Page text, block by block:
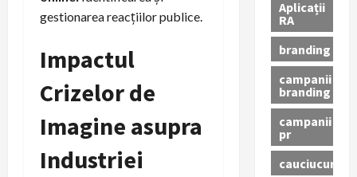
gestionarea reacțiilor publice.
Impactul
Crizelor de
Imagine asupra
Industriei
Aplicații
RA
branding
campanii
branding
campanii
pr
cauciucuri